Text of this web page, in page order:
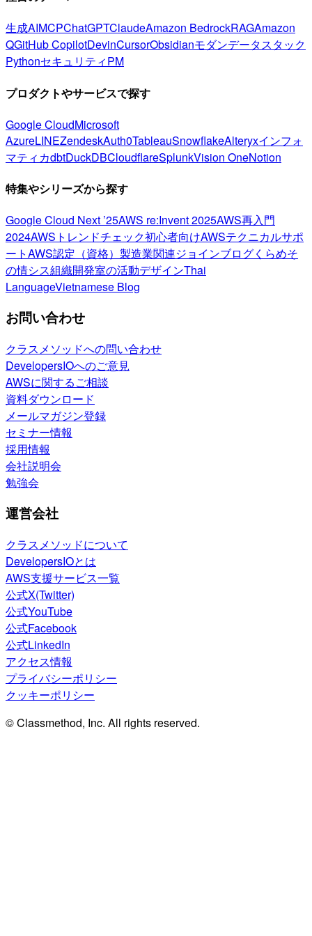
生成AIMCPChatGPTClaudeAmazon BedrockRAGAmazon
QGitHub CopilotDevinCursorObsidianモダンデータスタック
PythonセキュリティPM
プロダクトやサービスで探す
Google CloudMicrosoft
AzureLINEZendeskAuth0TableauSnowflakeAlteryxインフォ
マティカdbtDuckDBCloudflareSplunkVision OneNotion
特集やシリーズから探す
Google Cloud Next ’25AWS re:Invent 2025AWS再入門
2024AWSトレンドチェック初心者向けAWSテクニカルサポ
ートAWS認定（資格） 製造業関連ジョインブログくらめそ
の情シス組織開発室の活動デザインThai
LanguageVietnamese Blog
お問い合わせ
クラスメソッドへの問い合わせ
DevelopersIOへのご意見
AWSに関するご相談
資料ダウンロード
メールマガジン登録
セミナー情報
採用情報
会社説明会
勉強会
運営会社
クラスメソッドについて
DevelopersIOとは
AWS支援サービス一覧
公式X(Twitter)
公式YouTube
公式Facebook
公式LinkedIn
アクセス情報
プライバシーポリシー
クッキーポリシー
© Classmethod, Inc. All rights reserved.